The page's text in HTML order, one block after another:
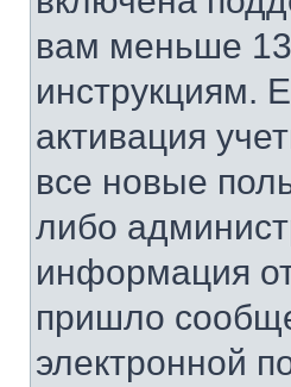
вам меньше
инструкциям.
активация
все новые
либо
информация
пришло
электронной